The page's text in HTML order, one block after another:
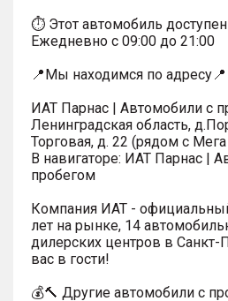
⏱ Этот автомобиль
Ежедневно с 09:00 до 21:00
📍Мы находимся по адресу📍
ИАТ Парнас | Автомобили с
Ленинградская область,
Торговая, д. 22 (рядом с
В навигаторе: ИАТ Парнас |
пробегом
Компания ИАТ -
лет на рынке, 14
дилерских центров в
вас в гости!
💰🔨 Другие автомобили с